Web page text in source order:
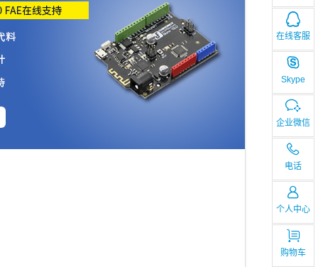
在线客服
Skype
企业微信
电话
个人中心
购物车